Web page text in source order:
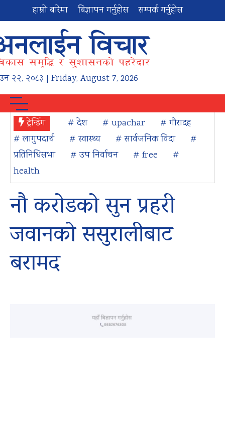
हाम्रो बारेमा बिज्ञापन गर्नुहोस सम्पर्क गर्नुहोस
२२, २०८३ | Friday, August 7, 2026
ट्रेन्डिंग # देश # upachar
# गौरादह
# लागुपदार्थ
# स्वास्थ्य # सार्वजनिक विदा
#
प्रतिनिधिसभा
# उप निर्वाचन # free
#
health
नौ करोडको सुन प्रहरी
जवानको ससुरालीबाट
बरामद